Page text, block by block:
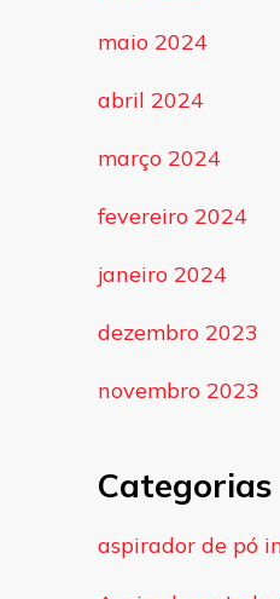
maio 2024
abril 2024
março 2024
fevereiro 2024
janeiro 2024
dezembro 2023
novembro 2023
Categorias
aspirador de pó